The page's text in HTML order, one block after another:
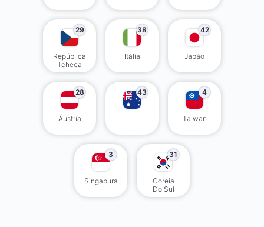
29
República
Tcheca
38
Itália
42
Japão
28
Áustria
43 4
Taiwan
3
Singapura
31
Coreia
Do Sul